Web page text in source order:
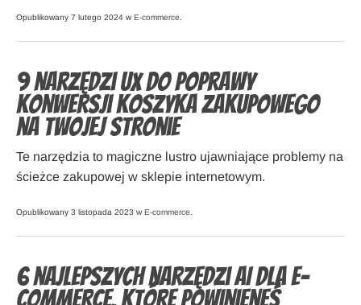
Opublikowany 7 lutego 2024 w E-commerce
9 narzędzi UX do poprawy
konwersji koszyka zakupowego
na Twojej stronie
Te narzędzia to magiczne lustro ujawniające problemy na
ścieżce zakupowej w sklepie internetowym.
Opublikowany 3 listopada 2023 w E-commerce
6 najlepszych narzędzi AI dla e-
commerce, które powinieneś